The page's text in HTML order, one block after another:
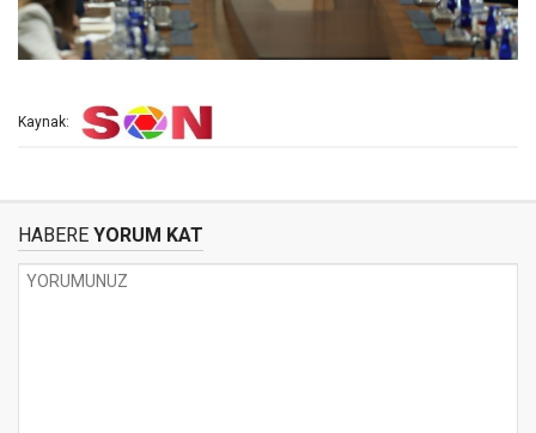
Kaynak:
HABERE YORUM KAT